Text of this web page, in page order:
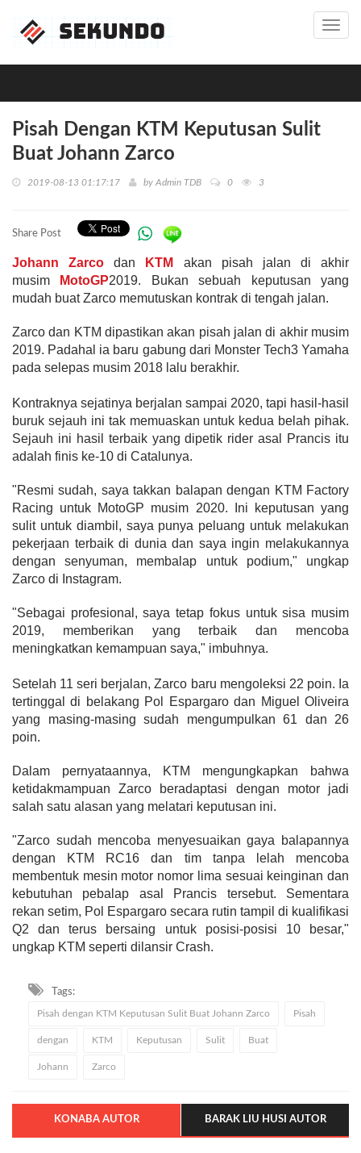
Pisah Dengan KTM Keputusan Sulit
Buat Johann Zarco
2019-08-13 01:17:17 by Admin TDB 0 3
Share Post
Johann Zarco dan KTM akan pisah jalan di akhir
musim
MotoGP2019. Bukan sebuah keputusan yang
mudah buat Zarco memutuskan kontrak di tengah jalan.
Zarco dan KTM dipastikan akan pisah jalan di akhir musim
2019. Padahal ia baru gabung dari Monster Tech3 Yamaha
pada selepas musim 2018 lalu berakhir.
Kontraknya sejatinya berjalan sampai 2020, tapi hasil-hasil
buruk sejauh ini tak memuaskan untuk kedua belah pihak.
Sejauh ini hasil terbaik yang dipetik rider asal Prancis itu
adalah finis ke-10 di Catalunya.
"Resmi sudah, saya takkan balapan dengan KTM Factory
Racing untuk MotoGP musim 2020. Ini keputusan yang
sulit untuk diambil, saya punya peluang untuk melakukan
pekerjaan terbaik di dunia dan saya ingin melakukannya
dengan senyuman, membalap untuk podium," ungkap
Zarco di Instagram.
"Sebagai profesional, saya tetap fokus untuk sisa musim
2019, memberikan yang terbaik dan mencoba
meningkatkan kemampuan saya," imbuhnya.
Setelah 11 seri berjalan, Zarco baru mengoleksi 22 poin. Ia
tertinggal di belakang Pol Espargaro dan Miguel Oliveira
yang masing-masing sudah mengumpulkan 61 dan 26
poin.
Dalam pernyataannya, KTM mengungkapkan bahwa
ketidakmampuan Zarco beradaptasi dengan motor jadi
salah satu alasan yang melatari keputusan ini.
"Zarco sudah mencoba menyesuaikan gaya balapannya
dengan KTM RC16 dan tim tanpa lelah mencoba
membentuk mesin motor nomor lima sesuai keinginan dan
kebutuhan pebalap asal Prancis tersebut. Sementara
rekan setim, Pol Espargaro secara rutin tampil di kualifikasi
Q2 dan terus bersaing untuk posisi-posisi 10 besar,"
ungkap KTM seperti dilansir Crash.
Tags:
Pisah dengan KTM Keputusan Sulit Buat Johann Zarco Pisah
dengan KTM Keputusan Sulit Buat
Johann Zarco
KONABA AUTOR BARAK LIU HUSI AUTOR